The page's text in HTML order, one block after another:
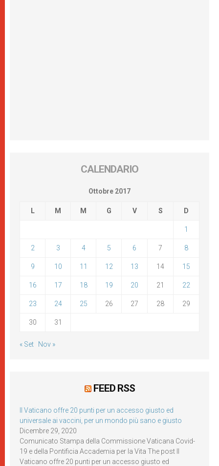
CALENDARIO
Ottobre 2017
L M M G V S D
1
2 3 4 5 6 7 8
9 10 11 12 13 14 15
16 17 18 19 20 21 22
23 24 25 26 27 28 29
30 31
« Set Nov »
FEED RSS
Il Vaticano offre 20 punti per un accesso giusto ed
universale ai vaccini, per un mondo più sano e giusto
Dicembre 29, 2020
Comunicato Stampa della Commissione Vaticana Covid-
19 e della Pontificia Accademia per la Vita The post Il
Vaticano offre 20 punti per un accesso giusto ed